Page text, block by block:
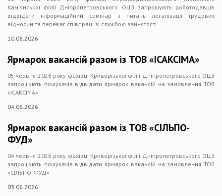
Кам'янської філії Дніпропетровського ОЦЗ запрошують роботодавців
відвідати інформаційний семінар з питань легалізації трудових
відносин та переваг співпраці зі службою зайнятості
10.06.2026
Ярмарок вакансій разом із ТОВ «ІСАКСІМА»
05 червня 2026 року фахівці Криворізької філії Дніпропетровського ОЦЗ
запрошують пошукачів відвідати ярмарок вакансій на замовлення ТОВ
«ІСАКСІМА»
04.06.2026
Ярмарок вакансій разом із ТОВ «СІЛЬПО-
ФУД»
04 червня 2026 року фахівці Криворізької філії Дніпропетровського ОЦЗ
запрошують пошукачів відвідати ярмарок вакансій на замовлення ТОВ
«СІЛЬПО-ФУД»
03.06.2026